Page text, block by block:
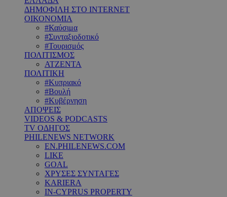
ΔΗΜΟΦΙΛΗ ΣΤΟ INTERNET
ΟΙΚΟΝΟΜΙΑ
#Καύσιμα
#Συνταξιοδοτικό
#Τουρισμός
ΠΟΛΙΤΙΣΜΟΣ
ΑΤΖΕΝΤΑ
ΠΟΛΙΤΙΚΗ
#Κυπριακό
#Βουλή
#Κυβέρνηση
ΑΠΟΨΕΙΣ
VIDEOS & PODCASTS
TV ΟΔΗΓΟΣ
PHILENEWS NETWORK
EN.PHILENEWS.COM
LIKE
GOAL
ΧΡΥΣΕΣ ΣΥΝΤΑΓΕΣ
KARIERA
IN-CYPRUS PROPERTY